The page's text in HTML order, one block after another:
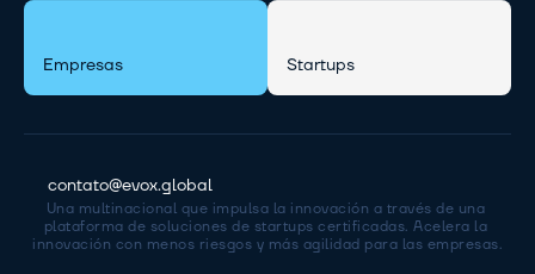
Una multinacional que impulsa la innovación a través de una
plataforma de soluciones de startups certificadas. Acelera la
innovación con menos riesgos y más agilidad para las empresas.
contato@evox.global
Empresas Startups